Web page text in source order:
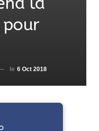
pour
le 6 Oct 2018